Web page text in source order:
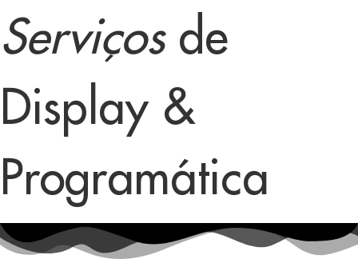
Serviçosde
Display &
Programática